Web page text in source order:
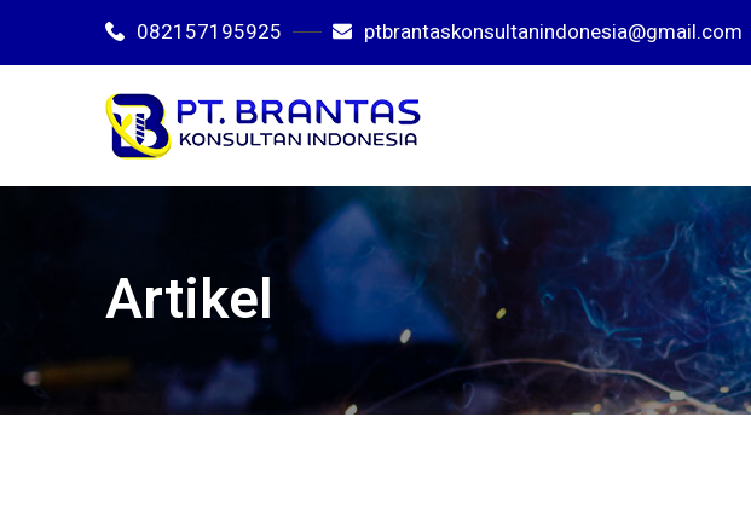
082157195925 ptbrantaskonsultanindonesia@gmail.com
Artikel